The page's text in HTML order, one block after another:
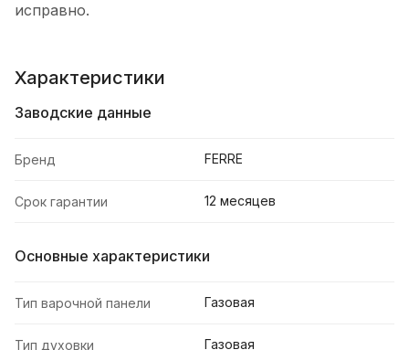
исправно.
Характеристики
Заводские данные
Бренд FERRE
Срок гарантии 12 месяцев
Основные характеристики
Тип варочной панели Газовая
Тип духовки Газовая